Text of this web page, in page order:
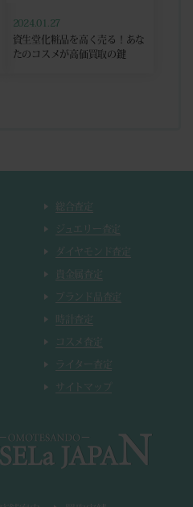
2024.01.27
資生堂化粧品を高く売る！あな
たのコスメが高価買取の鍵
総合査定
ジュエリー査定
ダイヤモンド査定
貴金属査定
ブランド品査定
時計査定
コスメ査定
ライター査定
サイトマップ